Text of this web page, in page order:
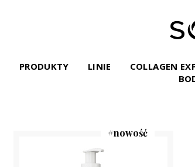
PRODUKTY LINIE COLLAGEN
#nowość